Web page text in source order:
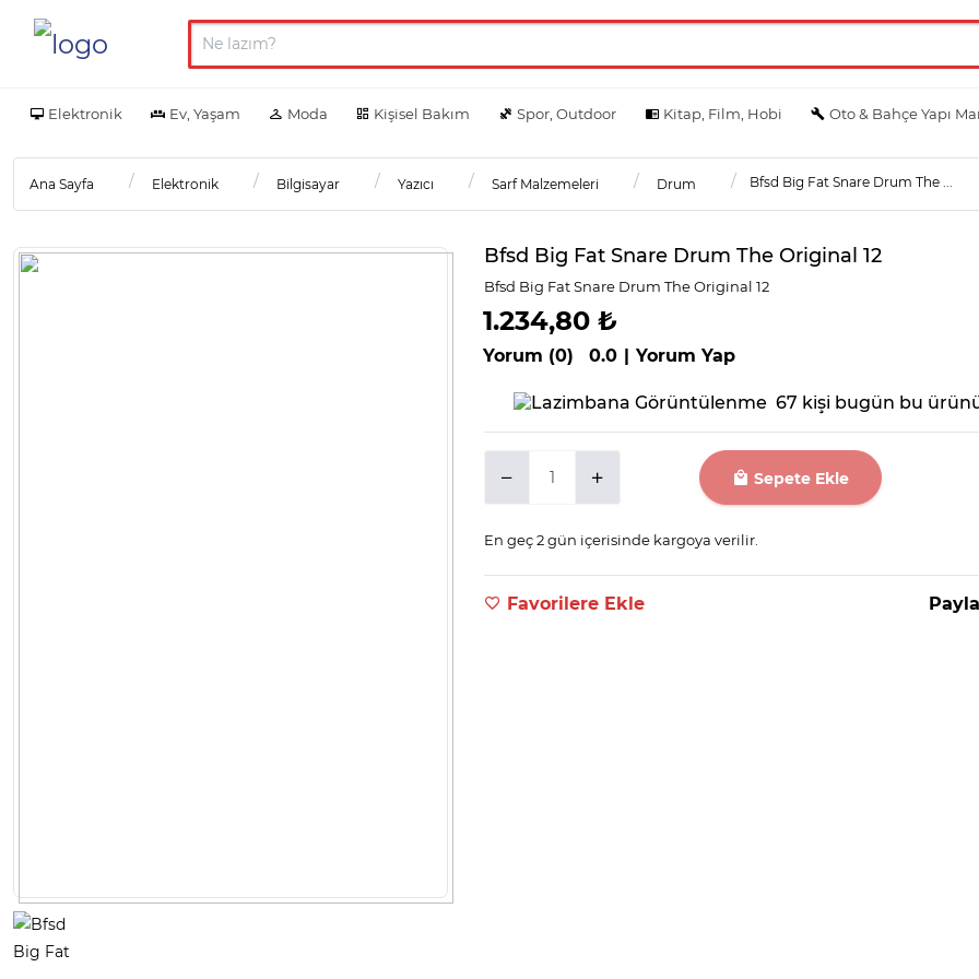
Elektronik Ev, Yaşam Moda Kişisel Bakım Spor, Outdoor Kitap, Film, Hobi Oto & Bahçe Yapı
Ana Sayfa Elektronik Bilgisayar Yazıcı Sarf Malzemeleri Drum Bfsd Big Fat Snare Drum The ...
Bfsd Big Fat Snare Drum The Original 12
Bfsd Big Fat Snare Drum The Original 12
1.234,80 ₺
Yorum (0) 0.0 | Yorum Yap
67 kişi bugün bu
Sepete Ekle
En geç 2 gün içerisinde kargoya verilir.
Favorilere Ekle